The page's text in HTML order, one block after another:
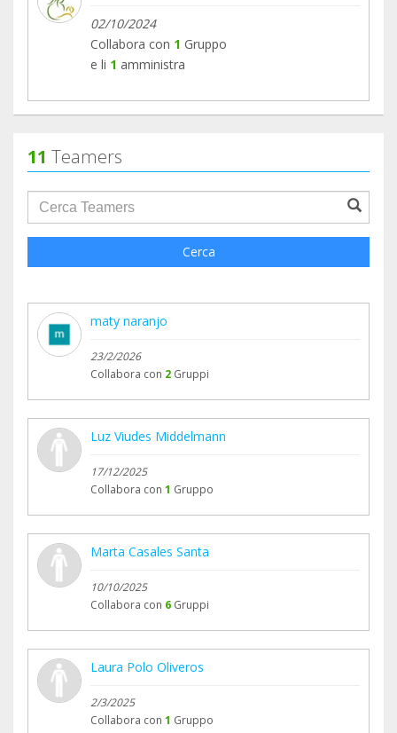
02/10/2024
Collabora con 1 Gruppo
e li 1 amministra
11 Teamers
groupProfile.searchForm.search.text???
Cerca
maty naranjo
23/2/2026
Collabora con 2 Gruppi
Luz Viudes Middelmann
17/12/2025
Collabora con 1 Gruppo
Marta Casales Santa
10/10/2025
Collabora con 6 Gruppi
Laura Polo Oliveros
2/3/2025
Collabora con 1 Gruppo